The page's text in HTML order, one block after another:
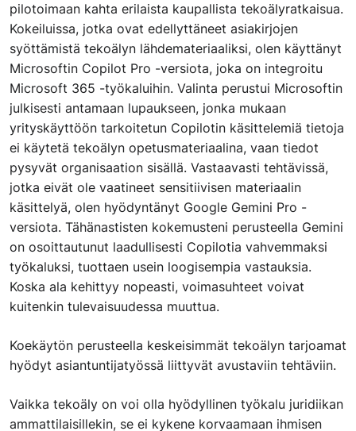
pilotoimaan kahta erilaista kaupallista tekoälyratkaisua.
Kokeiluissa, jotka ovat edellyttäneet asiakirjojen
syöttämistä tekoälyn lähdemateriaaliksi, olen käyttänyt
Microsoftin Copilot Pro -versiota, joka on integroitu
Microsoft 365 -työkaluihin. Valinta perustui Microsoftin
julkisesti antamaan lupaukseen, jonka mukaan
yrityskäyttöön tarkoitetun Copilotin käsittelemiä tietoja
ei käytetä tekoälyn opetusmateriaalina, vaan tiedot
pysyvät organisaation sisällä. Vastaavasti tehtävissä,
jotka eivät ole vaatineet sensitiivisen materiaalin
käsittelyä, olen hyödyntänyt Google Gemini Pro -
versiota. Tähänastisten kokemusteni perusteella Gemini
on osoittautunut laadullisesti Copilotia vahvemmaksi
työkaluksi, tuottaen usein loogisempia vastauksia.
Koska ala kehittyy nopeasti, voimasuhteet voivat
kuitenkin tulevaisuudessa muuttua.
Koekäytön perusteella keskeisimmät tekoälyn tarjoamat
hyödyt asiantuntijatyössä liittyvät avustaviin tehtäviin.
Vaikka tekoäly on voi olla hyödyllinen työkalu juridiikan
ammattilaisillekin, se ei kykene korvaamaan ihmisen